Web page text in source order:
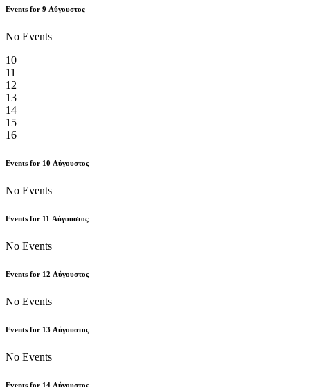
Events for 9 Αύγουστος
No Events
10
11
12
13
14
15
16
Events for 10 Αύγουστος
No Events
Events for 11 Αύγουστος
No Events
Events for 12 Αύγουστος
No Events
Events for 13 Αύγουστος
No Events
Events for 14 Αύγουστος